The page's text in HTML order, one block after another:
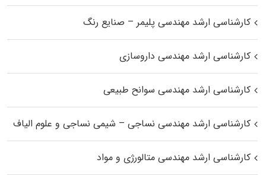
کارشناسی ارشد مهندسی پلیمر – صنایع رنگ
کارشناسی ارشد مهندسی داروسازی
کارشناسی ارشد مهندسی سوانح طبیعی
کارشناسی ارشد مهندسی نساجی – شیمی نساجی و علوم الیاف
کارشناسی ارشد مهندسی متالورژی و مواد